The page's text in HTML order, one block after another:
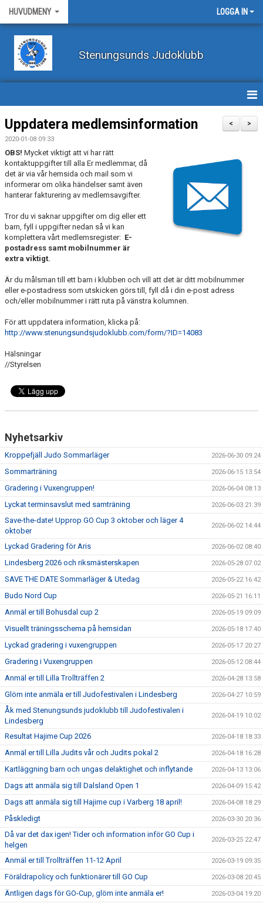
HUVUDMENY LOGGA IN
Stenungsunds Judoklubb
HEM
FÖRBUNDSNYHETER
BILDER
BÖRJA TRÄNA JUDO
BLI MEDLEM
VECKOSCHEMA
>
<
Uppdatera medlemsinformation
2020-01-08 09:33
OBS! Mycket viktigt att vi har rätt
kontaktuppgifter till alla Er medlemmar, då
det är via vår hemsida och mail som vi
informerar om olika händelser samt även
hanterar fakturering av medlemsavgifter.
Tror du vi saknar uppgifter om dig eller ett
barn, fyll i uppgifter nedan så vi kan
komplettera vårt medlemsregister: E-
postadress samt mobilnummer är
extra viktigt.
Är du målsman till ett barn i klubben och vill att det är ditt mobilnummer
eller e-postadress som utskicken görs till, fyll då i din e-post adress
och/eller mobilnummer i rätt ruta på vänstra kolumnen.
För att uppdatera information, klicka på:
http://www.stenungsundsjudoklubb.com/form/?ID=14083
Hälsningar
//Styrelsen
Nyhetsarkiv
Kroppefjäll Judo Sommarläger 2026-06-30 09:24
Sommarträning 2026-06-15 13:54
Gradering i Vuxengruppen! 2026-06-04 08:13
Lyckat terminsavslut med samträning 2026-06-03 21:39
Save-the-date! Upprop GO Cup 3 oktober och läger 4
oktober
2026-06-02 14:44
Lyckad Gradering för Aris 2026-06-02 08:40
Lindesberg 2026 och riksmästerskapen 2026-05-28 07:02
SAVE THE DATE Sommarläger & Utedag 2026-05-22 16:42
Budo Nord Cup 2026-05-21 16:11
Anmäl er till Bohusdal cup 2 2026-05-19 09:09
Visuellt träningsschema på hemsidan 2026-05-18 17:40
Lyckad gradering i vuxengruppen 2026-05-17 20:27
Gradering i Vuxengruppen 2026-05-12 08:44
Anmäl er till Lilla Trollträffen 2 2026-04-28 13:58
Glöm inte anmäla er till Judofestivalen i Lindesberg 2026-04-27 10:59
Åk med Stenungsunds judoklubb till Judofestivalen i
Lindesberg
2026-04-19 10:02
Resultat Hajime Cup 2026 2026-04-18 18:33
Anmäl er till Lilla Judits vår och Judits pokal 2 2026-04-18 16:28
Kartläggning barn och ungas delaktighet och inflytande 2026-04-13 13:06
Dags att anmäla sig till Dalsland Open 1 2026-04-09 15:42
Dags att anmäla sig till Hajime cup i Varberg 18 april! 2026-04-08 18:29
Påskledigt 2026-03-30 20:36
Då var det dax igen! Tider och information inför GO Cup i
helgen
2026-03-25 22:47
Anmäl er till Trollträffen 11-12 April 2026-03-19 09:35
Föräldrapolicy och funktionärer till GO Cup 2026-03-08 20:45
Äntligen dags för GO-Cup, glöm inte anmäla er! 2026-03-04 19:20